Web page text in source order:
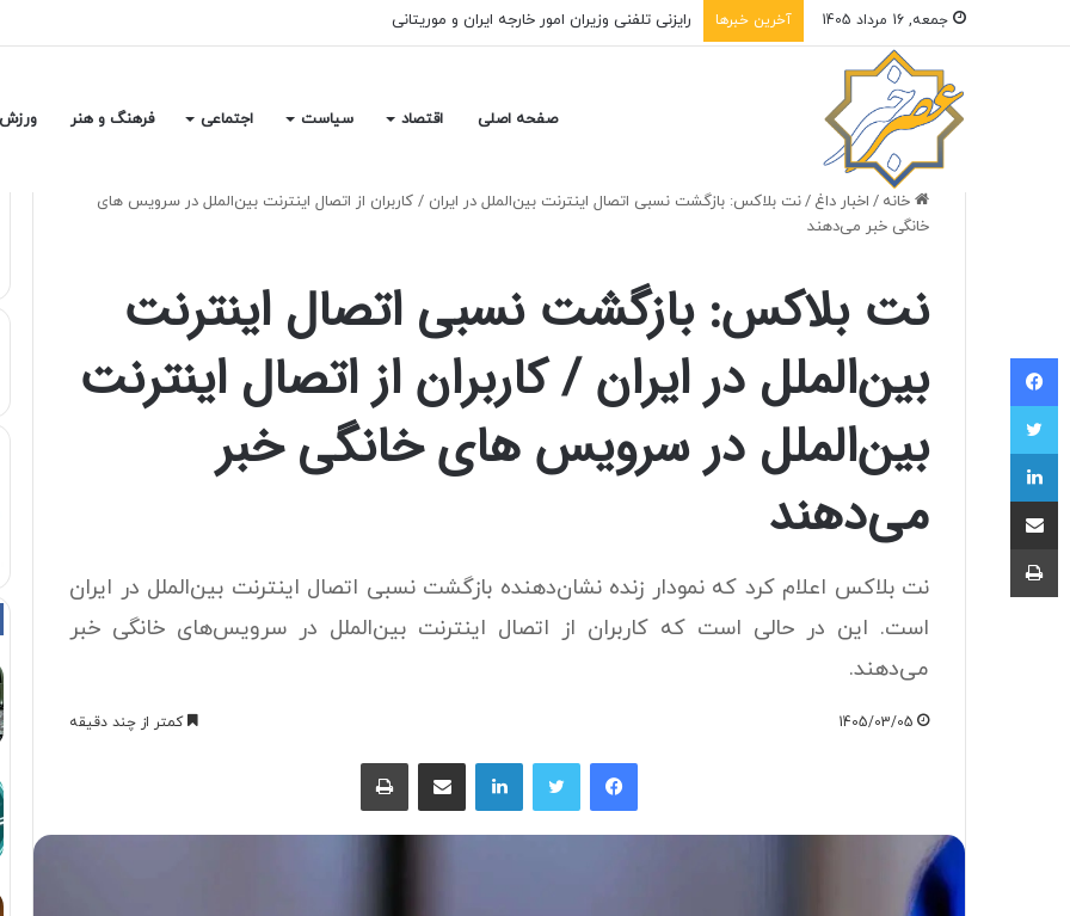
جمعه, 16 مرداد 1405 آخرین خبرها رایزنی تلفنی وزیران امور خارجه ایران و موریتانی
صفحه اصلی اقتصاد سیاست اجتماعی فرهنگ و هنر ورزش
خانه / اخبار داغ /نت بلاکس: بازگشت نسبی اتصال اینترنت بین‌الملل در ایران / کاربران از اتصال اینترنت بین‌الملل در سرویس های
خانگی خبر می‌دهند
نت بلاکس: بازگشت نسبی اتصال اینترنت
بین‌الملل در ایران / کاربران از اتصال اینترنت
بین‌الملل در سرویس های خانگی خبر
می‌دهند
نت بلاکس اعلام کرد که نمودار زنده نشان‌دهنده بازگشت نسبی اتصال اینترنت بین‌الملل در ایران
است. این در حالی است که کاربران از اتصال اینترنت بین‌الملل در سرویس‌های خانگی خبر
می‌دهند.
1405/03/05 کمتر از چند دقیقه
فیسبوک لینکداین